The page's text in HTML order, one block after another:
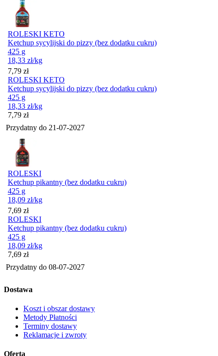
ROLESKI KETO
Ketchup sycylijski do pizzy (bez dodatku cukru)
425 g
18,33 zł/kg
Cena
7,79 zł
ROLESKI KETO
Ketchup sycylijski do pizzy (bez dodatku cukru)
425 g
18,33 zł/kg
Cena
7,79 zł
Przydatny do 21-07-2027
ROLESKI
Ketchup pikantny (bez dodatku cukru)
425 g
18,09 zł/kg
Cena
7,69 zł
ROLESKI
Ketchup pikantny (bez dodatku cukru)
425 g
18,09 zł/kg
Cena
7,69 zł
Przydatny do 08-07-2027
Dostawa
Koszt i obszar dostawy
Metody Płatności
Terminy dostawy
Reklamacje i zwroty
Oferta